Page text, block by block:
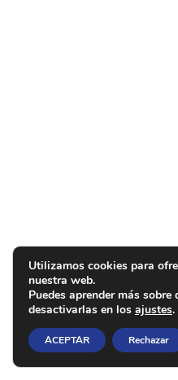
Utilizamos cookies para
nuestra web.
Puedes aprender más
desactivarlas en los ajustes.
ACEPTAR Rechazar